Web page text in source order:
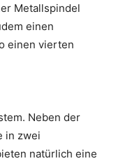
Metallspindel
einen
einen vierten
Neben der
in zwei
natürlich eine